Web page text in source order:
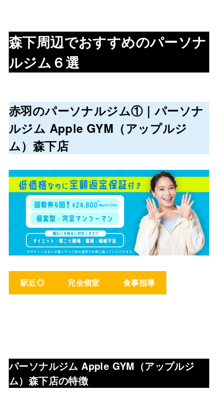
森下周辺でおすすめのパーソナ
ルジム６選
赤羽のパーソナルジム①｜パーソナ
ルジム Apple GYM（アップルジ
ム）森下店
駅近◎ 完全個室 食事指導
パーソナルジム Apple GYM（アップルジ
ム）森下店の特徴